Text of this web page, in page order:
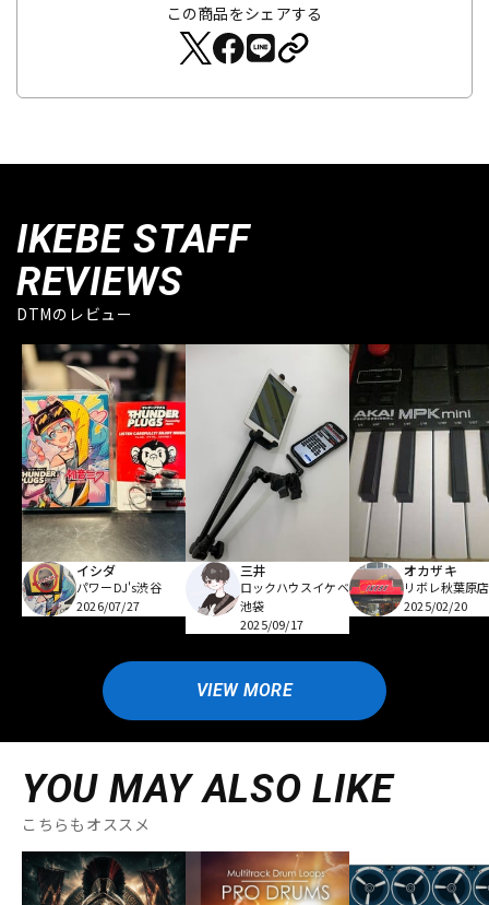
この商品をシェアする
IKEBE STAFF
REVIEWS
DTMのレビュー
イシダ
パワーDJ's渋谷
2026/07/27
三井
ロックハウスイケベ
池袋
2025/09/17
オカザキ
リボレ秋葉原店
2025/02/20
VIEW MORE
YOU MAY ALSO LIKE
こちらもオススメ